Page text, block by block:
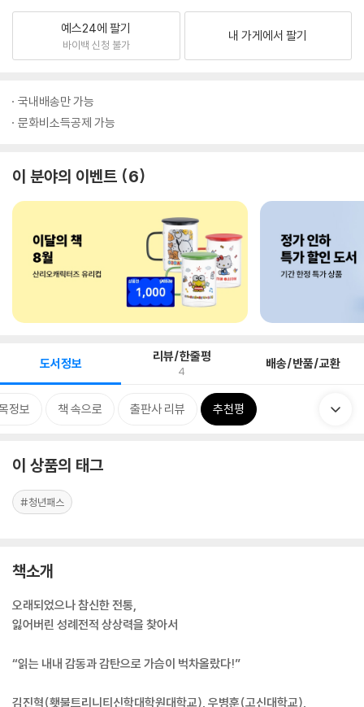
예스24에 팔기
바이백 신청 불가
내 가게에서 팔기
국내배송만 가능
문화비소득공제 가능
이 분야의 이벤트 6
도서정보 리뷰/한줄평
4 배송/반품/교환
정보 책 속으로 출판사 리뷰 추천평
이 상품의 태그
#청년패스
책소개
오래되었으나 참신한 전통,
잃어버린 성례전적 상상력을 찾아서
“읽는 내내 감동과 감탄으로 가슴이 벅차올랐다!”
김진혁(횃불트리니티신학대학원대학교), 우병훈(고신대학교),